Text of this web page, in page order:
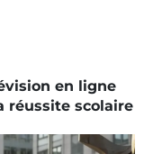
en ligne
réussite scolaire